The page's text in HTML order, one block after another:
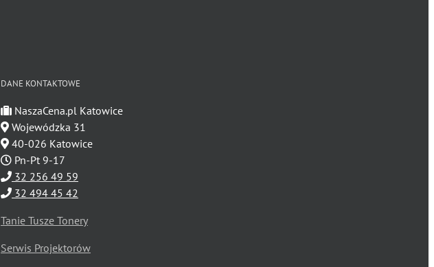
DANE KONTAKTOWE
NaszaCena.pl Katowice
Wojewódzka 31
40-026 Katowice
Pn-Pt 9-17
32 256 49 59
32 494 45 42
Tanie Tusze Tonery
Serwis Projektorów